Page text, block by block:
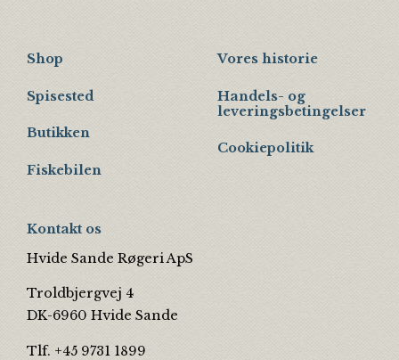
Shop
Spisested
Butikken
Fiskebilen
Vores historie
Handels- og
leveringsbetingelser
Cookiepolitik
Kontakt os
Hvide Sande Røgeri ApS
Troldbjergvej 4
DK-6960 Hvide Sande
Tlf. +45 9731 1899